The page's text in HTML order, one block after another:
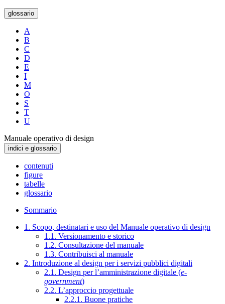
glossario
A
B
C
D
E
I
M
O
S
T
U
Manuale operativo di design
indici e glossario
contenuti
figure
tabelle
glossario
Sommario
1. Scopo, destinatari e uso del Manuale operativo di design
1.1. Versionamento e storico
1.2. Consultazione del manuale
1.3. Contribuisci al manuale
2. Introduzione al design per i servizi pubblici digitali
2.1. Design per l’amministrazione digitale (e-
government)
2.2. L’approccio progettuale
2.2.1. Buone pratiche